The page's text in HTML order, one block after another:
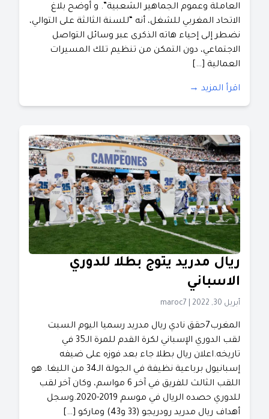
العاملة وعموم الجماهير الشعبية”. و أوضح بلاغ
الاتحاد المغربي للشغل، أنه “للسنة الثالثة على التوالي،
نضطر إلى إحياء هاته الذكرى عبر وسائل التواصل
الاجتماعي، دون التمكن من تنظيم تلك المسيرات
العمالية […]
اقرأ المزيد →
ريال مدريد يتوج بطلا للدوري
الاسباني
أبريل 30, 2022 maroc7
المغرب7حقق نادي ريال مدريد رسميا اليوم السبت
لقب الدوري الإسباني لكرة القدم للمرة الـ35 في
تاريخه.اعلان ريال بطلا جاء بعد فوزه على ضيفه
إسبانيول برباعية نظيفة في الجولة الـ34 من الليغا. هو
اللقب الثالث للفريق في آخر 6 مواسم، وكان آخر لقب
للدوري حصده الريال في موسم 2019-2020.وسجل
أهداف ريال مدريد رودريجو (33 و43) وماركو […]